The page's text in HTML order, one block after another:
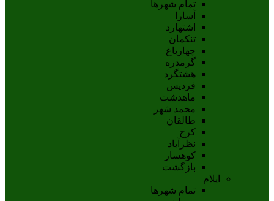
تمام شهر‌ها
آسارا
اشتهارد
تنکمان
چهارباغ
گرمدره
هشتگرد
فردیس
ماهدشت
محمد شهر
طالقان
کرج
نظرآباد
کوهسار
بازگشت
ایلام
تمام شهر‌ها